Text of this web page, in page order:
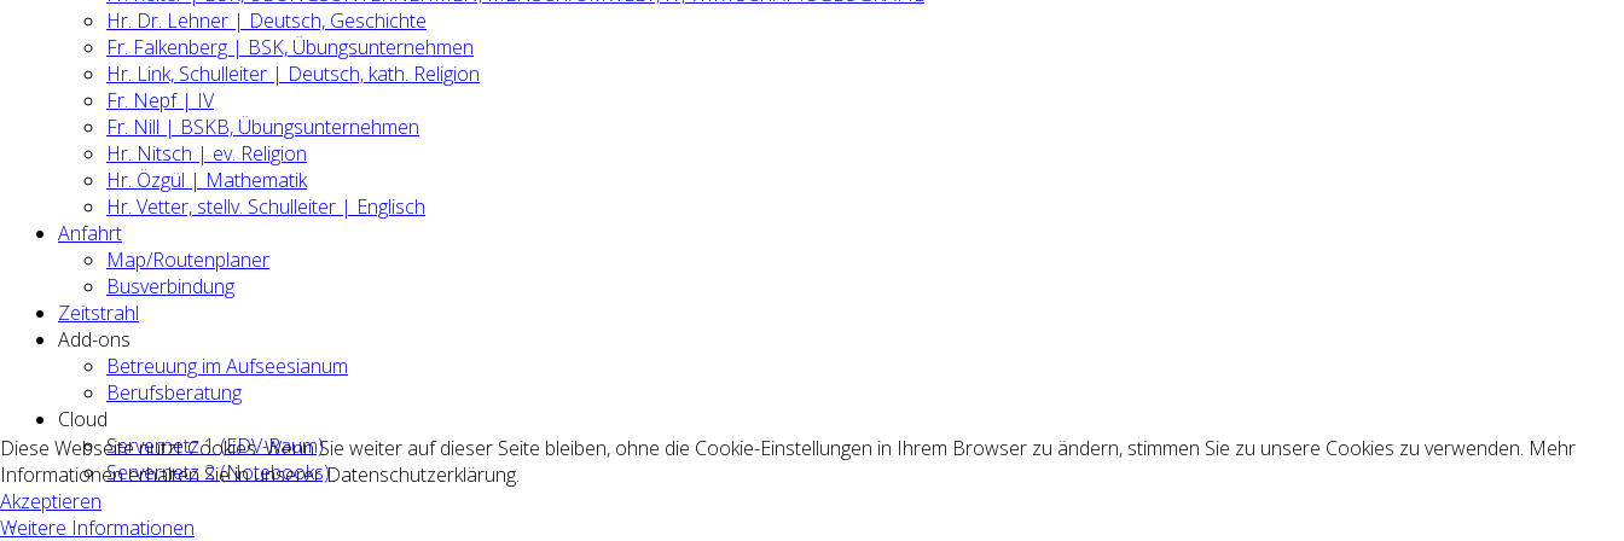
Hr. Dr. Lehner | Deutsch, Geschichte
Fr. Falkenberg | BSK, Übungsunternehmen
Hr. Link, Schulleiter | Deutsch, kath. Religion
Fr. Nepf | IV
Fr. Nill | BSKB, Übungsunternehmen
Hr. Nitsch | ev. Religion
Hr. Özgül | Mathematik
Hr. Vetter, stellv. Schulleiter | Englisch
Anfahrt
Map/Routenplaner
Busverbindung
Zeitstrahl
Add-ons
Betreuung im Aufseesianum
Berufsberatung
Cloud
Servernetz 1 (EDV-Raum)
Servernetz 2 (Notebooks)
Diese Webseite nutzt Cookies. Wenn Sie weiter auf dieser Seite bleiben, ohne die Cookie-Einstellungen in Ihrem Browser zu ändern, stimmen Sie zu unsere Cookies zu verwenden. Mehr
Informationen erhalten Sie in unserer Datenschutzerklärung.
Akzeptieren
Weitere Informationen